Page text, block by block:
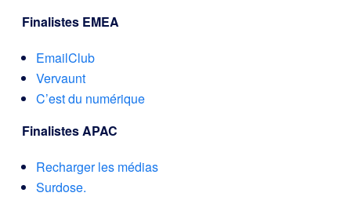
Finalistes EMEA
EmailClub
Vervaunt
C’est du numérique
Finalistes APAC
Recharger les médias
Surdose.